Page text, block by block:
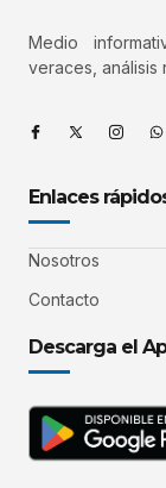
Medio
veraces, análisis
Enlaces
Nosotros
Contacto
Descarga el